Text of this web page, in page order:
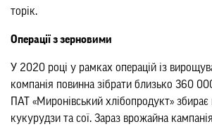
торік.
Операції з зерновими
У 2020 році у рамках операцій із
компанія повинна зібрати близько 360
ПАТ «Миронівський хлібопродукт»
кукурудзи та сої. Зараз врожайна